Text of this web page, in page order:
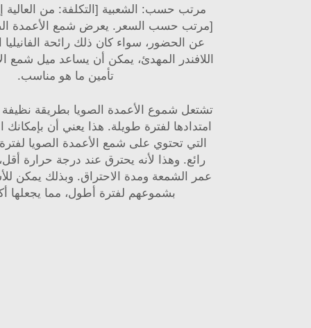
مرتب حسب: الشعبية [التكلفة: من العالية
[مرتب حسب السعر. يعرض شمع الأعمدة
عن الحضور، سواء كان ذلك رائحة
اللافندر المهدئ، يمكن أن يساعد ميل شمع
تأمين ما هو مناسب.
تشتعل شموع الأعمدة الصويا بطريقة نظيفة
امتدادها لفترة طويلة. هذا يعني أن
التي تحتوي على شمع الأعمدة الصويا
رائع. وهذا لأنه يحترق عند درجة حرارة
عمر الشمعة ومدة الاحتراق. وبذلك يمكن
بشموعهم لفترة أطول، مما يجعلها